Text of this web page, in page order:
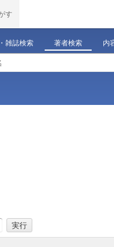
す
雑誌検索 著者検索 内